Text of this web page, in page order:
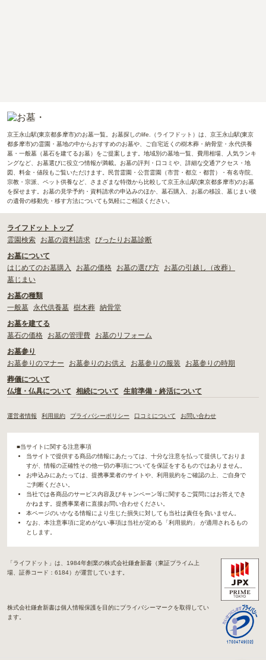
京王永山駅(東京都多摩市)のお墓一覧。お墓探しのlife.（ライフドット）は、京王永山駅(東京
都多摩市)の霊園・墓地の中からおすすめのお墓や、ご自宅近くの樹木葬・納骨堂・永代供養
墓・一般墓（墓石を建てるお墓）をご提案します。地域別の墓地一覧、費用相場、人気ランキ
ングなど、お墓選びに役立つ情報が満載。お墓の評判・口コミや、詳細な交通アクセス・地
図、料金・値段もご覧いただけます。民営霊園・公営霊園（市営・都立・都営）・有名寺院、
宗教・宗派、ペット供養など、さまざまな特徴から比較して京王永山駅(東京都多摩市)のお墓
を探せます。お墓の見学予約・資料請求の申込みのほか、墓石購入、お墓の移設、墓じまい後
の遺骨の移動先・移す方法についても気軽にご相談ください。
ライフドット トップ
霊園検索
お墓の資料請求 ぴったりお墓診断
お墓について
はじめてのお墓購入
お墓の価格 お墓の選び方
お墓の引越し（改葬）
墓じまい
お墓の種類
一般墓
永代供養墓 樹木葬 納骨堂
お墓を建てる
墓石の価格
お墓の管理費
お墓のリフォーム
お墓参り
お墓参りのマナー
お墓参りのお供え お墓参りの服装
お墓参りの時期
葬儀について
仏壇・仏具について
相続について 生前準備・終活について
運営者情報 利用規約 プライバシーポリシー 口コミについて お問い合わせ
■当サイトに関する注意事項
当サイトで提供する商品の情報にあたっては、十分な注意を払って提供しておりま
すが、情報の正確性その他一切の事項についてを保証をするものではありません。
お申込みにあたっては、提携事業者のサイトや、利用規約をご確認の上、ご自身で
ご判断ください。
当社では各商品のサービス内容及びキャンペーン等に関するご質問にはお答えでき
かねます。提携事業者に直接お問い合わせください。
本ページのいかなる情報により生じた損失に対しても当社は責任を負いません。
なお、本注意事項に定めがない事項は当社が定める「利用規約」 が適用されるもの
とします。
「ライフドット」は、1984年創業の株式会社鎌倉新書（東証プライム上
場、証券コード：6184）が運営しています。
株式会社鎌倉新書は個人情報保護を目的にプライバシーマークを取得してい
ます。